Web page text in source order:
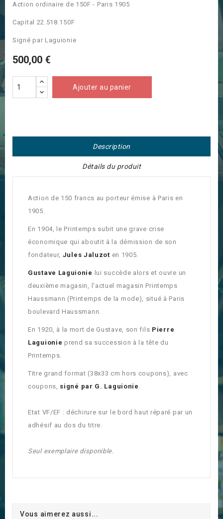
Action ordinaire de 150F - Paris 1905
Capital 22.518.150F
Signé par Laguionie
500,00 €
Ajouter au panier
Description
Détails du produit
Action de 150 francs au porteur émise à Paris en
1905.
En 1904, le Printemps subit une grave crise
économique qui aboutit à la démission de son
fondateur, Jules Jaluzot en 1905.
Gustave Laguionie
lui succède alors et ouvre un
deuxième magasin, l'actuel magasin Printemps
Haussmann (Printemps de la mode), situé à Paris
boulevard Haussmann.
En 1920, à la mort de Gustave, son fils Pierre
Laguionie prend sa succession à la tête du
Printemps.
Titre grand format (38x33 cm hors coupons), avec
coupons, signé par G. Laguionie .
Etat VF/EF : déchirure sur le bord haut réparé par un
adhésif au dos du titre.
Seul exemplaire disponible.
Vous aimerez aussi...